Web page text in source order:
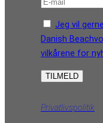
Jeg vil
Danish
vilkårene for
Privatlivspolitik